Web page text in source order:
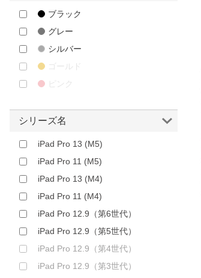
ブラック
グレー
シルバー
ゴールド
ピンク
シリーズ名
iPad Pro 13 (M5)
iPad Pro 11 (M5)
iPad Pro 13 (M4)
iPad Pro 11 (M4)
iPad Pro 12.9（第6世代）
iPad Pro 12.9（第5世代）
iPad Pro 12.9（第4世代）
iPad Pro 12.9（第3世代）